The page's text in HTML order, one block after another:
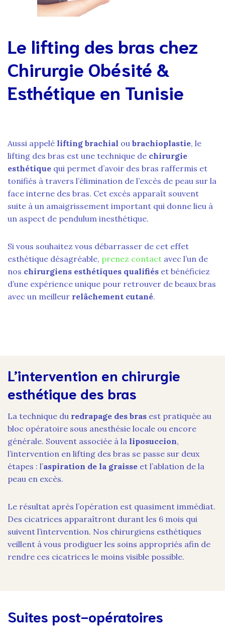
Le lifting des bras chez
Chirurgie Obésité &
Esthétique en Tunisie
Aussi appelé lifting brachial ou brachioplastie, le
lifting des bras est une technique de chirurgie
esthétique qui permet d’avoir des bras raffermis et
tonifiés à travers l’élimination de l’excès de peau sur la
face interne des bras. Cet excès apparaît souvent
suite à un amaigrissement important qui donne lieu à
un aspect de pendulum inesthétique.
Si vous souhaitez vous débarrasser de cet effet
esthétique désagréable, prenez contact avec l’un de
nos chirurgiens esthétiques qualifiés et bénéficiez
d’une expérience unique pour retrouver de beaux bras
avec un meilleur relâchement cutané.
L’intervention en chirurgie
esthétique des bras
La technique du redrapage des bras est pratiquée au
bloc opératoire sous anesthésie locale ou encore
générale. Souvent associée à la liposuccion,
l’intervention en lifting des bras se passe sur deux
étapes : l’aspiration de la graisse et l’ablation de la
peau en excès.
Le résultat après l’opération est quasiment immédiat.
Des cicatrices apparaîtront durant les 6 mois qui
suivent l’intervention. Nos chirurgiens esthétiques
veillent à vous prodiguer les soins appropriés afin de
rendre ces cicatrices le moins visible possible.
Suites post-opératoires